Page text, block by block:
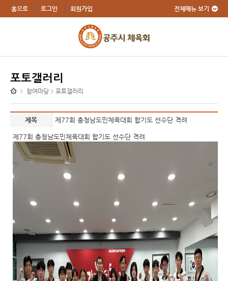
홈으로 로그인 회원가입 전체메뉴 보기
포토갤러리
> 참여마당 > 포토갤러리
제목 제77회 충청남도민체육대회 합기도 선수단 격려
제77회 충청남도민체육대회 합기도 선수단 격려